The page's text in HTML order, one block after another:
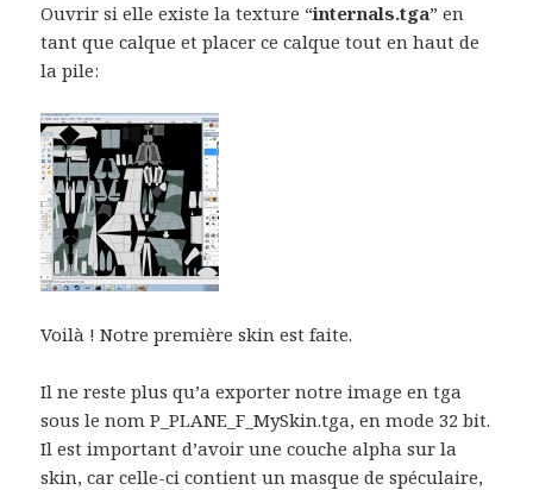
Ouvrir si elle existe la texture “internals.tga” en
tant que calque et placer ce calque tout en haut de
la pile:
Voilà ! Notre première skin est faite.
Il ne reste plus qu’a exporter notre image en tga
sous le nom P_PLANE_F_MySkin.tga, en mode 32 bit.
Il est important d’avoir une couche alpha sur la
skin, car celle-ci contient un masque de spéculaire,